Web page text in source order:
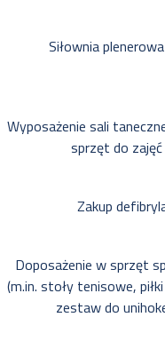
Siłownia
Wyposażenie sali
sprzęt do
Zakup
Doposażenie w sprzęt
(m.in. stoły tenisowe,
zestaw do